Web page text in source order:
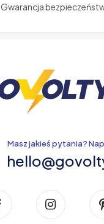
Gwarancja
Masz jakieś pytania?